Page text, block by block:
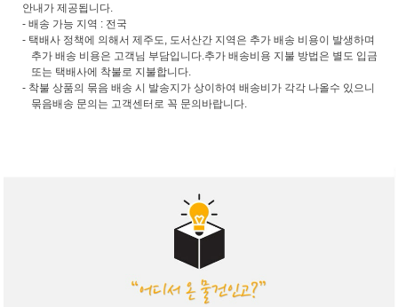
안내가 제공됩니다.
- 배송 가능 지역 : 전국
- 택배사 정책에 의해서 제주도, 도서산간 지역은 추가 배송 비용이 발생하며
추가 배송 비용은 고객님 부담입니다.추가 배송비용 지불 방법은 별도 입금
또는 택배사에 착불로 지불합니다.
- 착불 상품의 묶음 배송 시 발송지가 상이하여 배송비가 각각 나올수 있으니
묶음배송 문의는 고객센터로 꼭 문의바랍니다.